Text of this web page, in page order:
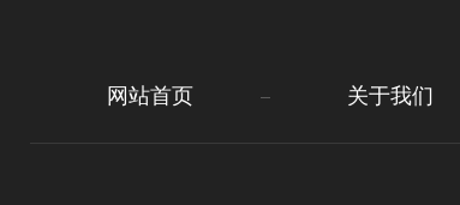
网站首页 关于我们